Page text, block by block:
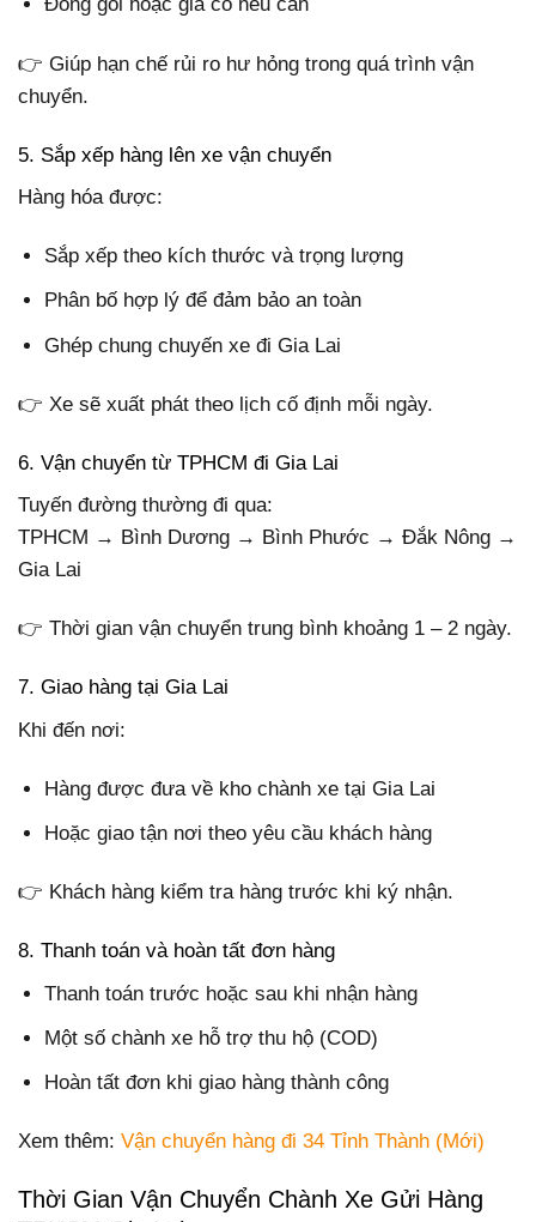
Đóng gói hoặc gia cố nếu cần
👉 Giúp hạn chế rủi ro hư hỏng trong quá trình vận
chuyển.
5. Sắp xếp hàng lên xe vận chuyển
Hàng hóa được:
Sắp xếp theo kích thước và trọng lượng
Phân bố hợp lý để đảm bảo an toàn
Ghép chung chuyến xe đi Gia Lai
👉 Xe sẽ xuất phát theo lịch cố định mỗi ngày.
6. Vận chuyển từ TPHCM đi Gia Lai
Tuyến đường thường đi qua:
TPHCM → Bình Dương → Bình Phước → Đắk Nông →
Gia Lai
👉 Thời gian vận chuyển trung bình khoảng 1 – 2 ngày.
7. Giao hàng tại Gia Lai
Khi đến nơi:
Hàng được đưa về kho chành xe tại Gia Lai
Hoặc giao tận nơi theo yêu cầu khách hàng
👉 Khách hàng kiểm tra hàng trước khi ký nhận.
8. Thanh toán và hoàn tất đơn hàng
Thanh toán trước hoặc sau khi nhận hàng
Một số chành xe hỗ trợ thu hộ (COD)
Hoàn tất đơn khi giao hàng thành công
Xem thêm: Vận chuyển hàng đi 34 Tỉnh Thành (Mới)
Thời Gian Vận Chuyển Chành Xe Gửi Hàng